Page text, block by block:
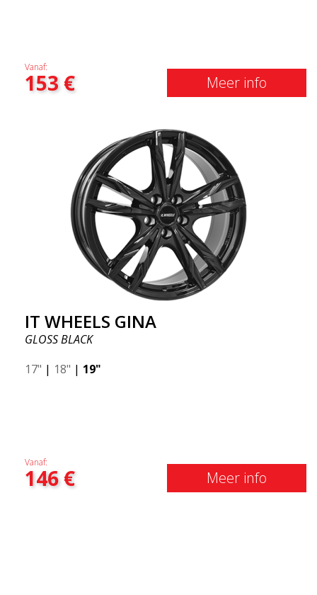
Vanaf:
153€ Meer info
IT WHEELS GINA
GLOSS BLACK
17" | 18" | 19"
Vanaf:
146€ Meer info